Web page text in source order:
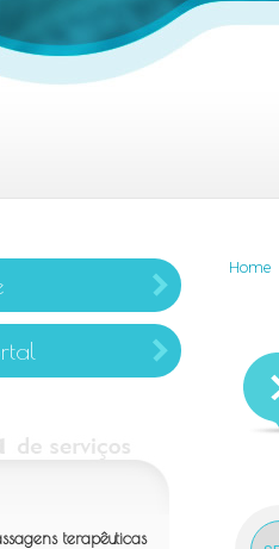
terapêuticas
Home